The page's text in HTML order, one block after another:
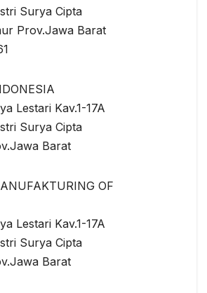
Surya Cipta
Prov.Jawa Barat
Lestari Kav.1-17A
Surya Cipta
Barat
OF
Lestari Kav.1-17A
Surya Cipta
Barat